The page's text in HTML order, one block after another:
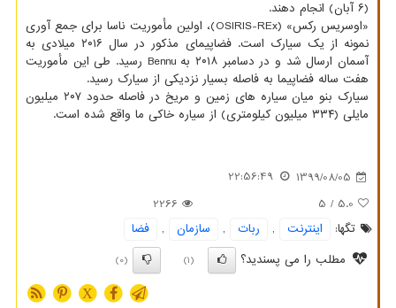
(۶ آبان) انجام دهند.
«اوسریس رکس» (OSIRIS-REx)، اولین مأموریت ناسا برای جمع آوری
نمونه از یک سیارک است. فضاپیمای مذکور در سال ۲۰۱۶ میلادی به
آسمان ارسال شد و در دسامبر ۲۰۱۸ به Bennu رسید. طی این مأموریت
هفت ساله فضاپیما به فاصله بسیار نزدیکی از سیارک رسید.
سیارک بنو میان سیاره های زمین و مریخ در فاصله حدود ۲۰۷ میلیون
مایلی (۳۳۴ میلیون کیلومتری) از سیاره خاکی ما واقع شده است.
1399/08/05
22:56:49
5.0
/ 5
2266
تگها:
اینترنت , ربات , سازمان ,
فضا
مطلب را می پسندید؟
(1)
(0)
X